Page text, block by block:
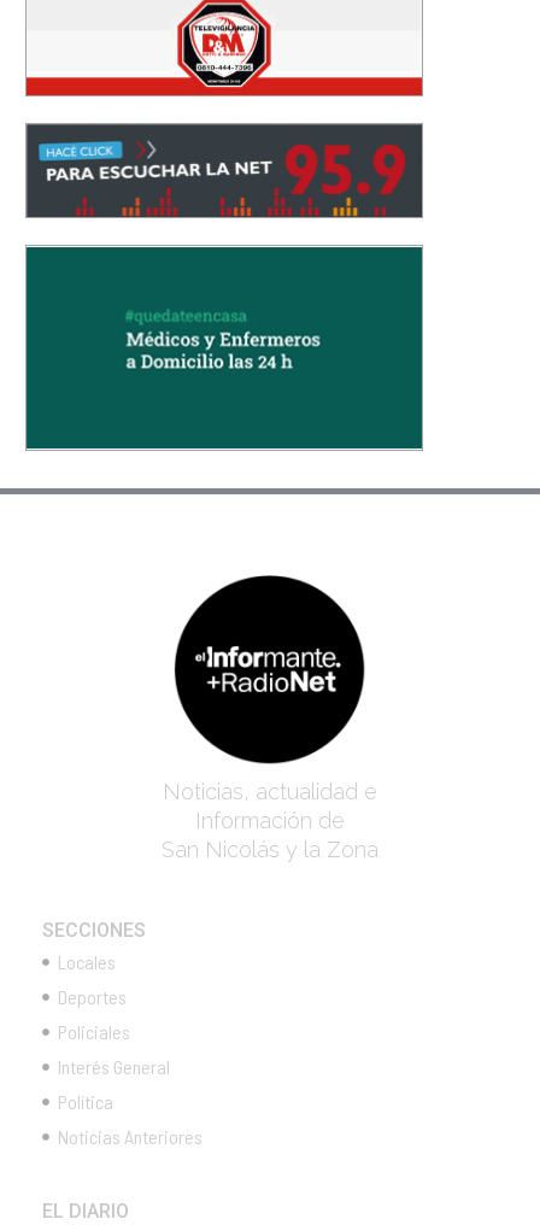
Noticias, actualidad e
Información de
San Nicolás y la Zona
SECCIONES
Locales
Deportes
Policiales
Interés General
Política
Noticias Anteriores
EL DIARIO